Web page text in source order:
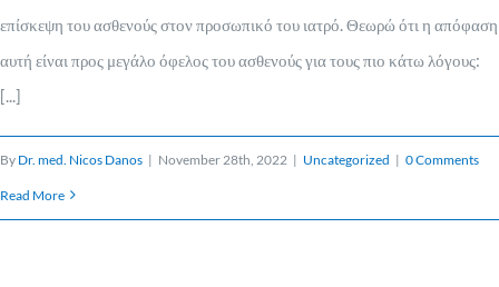
επίσκεψη του ασθενούς στον προσωπικό του ιατρό. Θεωρώ ότι η απόφαση
αυτή είναι προς μεγάλο όφελος του ασθενούς για τους πιο κάτω λόγους:
[...]
By Dr. med. Nicos Danos | November 28th, 2022 | Uncategorized | 0 Comments
Read More